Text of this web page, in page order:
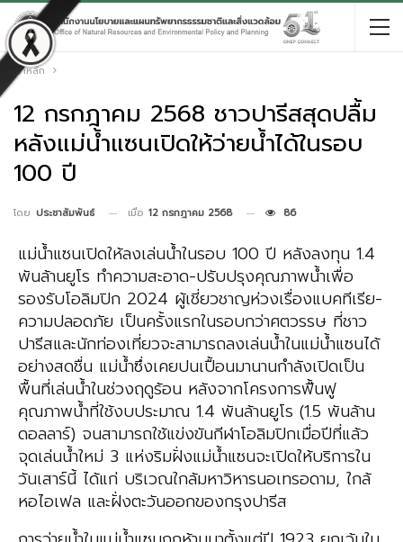
หน้าหลัก
12 กรกฎาคม 2568 ชาวปารีสสุดปลื้ม
หลังแม่น้ำแซนเปิดให้ว่ายน้ำได้ในรอบ
100 ปี
โดย ประชาสัมพันธ์ เมื่อ 12 กรกฎาคม 2568 86
แม่น้ำแซนเปิดให้ลงเล่นน้ำในรอบ 100 ปี หลังลงทุน 1.4
พันล้านยูโร ทำความสะอาด-ปรับปรุงคุณภาพน้ำเพื่อ
รองรับโอลิมปิก 2024 ผู้เชี่ยวชาญห่วงเรื่องแบคทีเรีย-
ความปลอดภัย เป็นครั้งแรกในรอบกว่าศตวรรษ ที่ชาว
ปารีสและนักท่องเที่ยวจะสามารถลงเล่นน้ำในแม่น้ำแซนได้
อย่างสดชื่น แม่น้ำซึ่งเคยปนเปื้อนมานานกำลังเปิดเป็น
พื้นที่เล่นน้ำในช่วงฤดูร้อน หลังจากโครงการฟื้นฟู
คุณภาพน้ำที่ใช้งบประมาณ 1.4 พันล้านยูโร (1.5 พันล้าน
ดอลลาร์) จนสามารถใช้แข่งขันกีฬาโอลิมปิกเมื่อปีที่แล้ว
จุดเล่นน้ำใหม่ 3 แห่งริมฝั่งแม่น้ำแซนจะเปิดให้บริการใน
วันเสาร์นี้ ได้แก่ บริเวณใกล้มหาวิหารนอเทรอดาม, ใกล้
หอไอเฟล และฝั่งตะวันออกของกรุงปารีส